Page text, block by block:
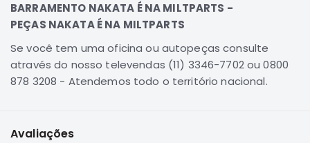
Elétrica
Airtrek
Motor
BARRAMENTO NAKATA É NA MILTPARTS -
PEÇAS NAKATA É NA MILTPARTS
Se você tem uma oficina ou autopeças consulte
através do nosso televendas (11) 3346-7702 ou 0800
878 3208 - Atendemos todo o território nacional.
Avaliações